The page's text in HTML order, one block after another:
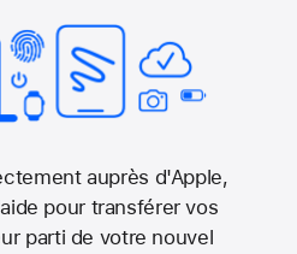
auprès d'Apple,
pour transférer vos
parti de votre nouvel